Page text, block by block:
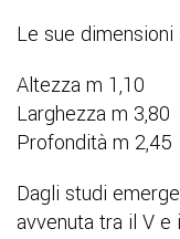
Le sue dimensioni
Altezza m 1,10
Larghezza m 3,80
Profondità m 2,45
Dagli studi
avvenuta tra il V e